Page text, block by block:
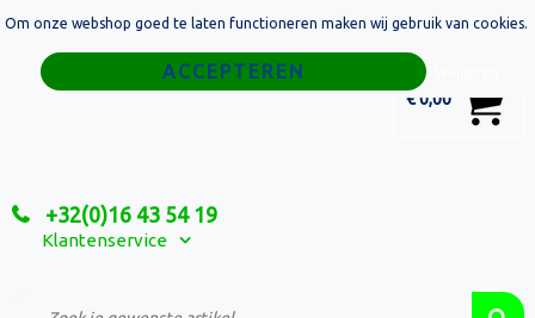
€ 0,00
+32(0)16 43 54 19
Klantenservice
Home
Relatiegeschenken
Om onze webshop goed te laten functioneren maken wij gebruik van cookies.